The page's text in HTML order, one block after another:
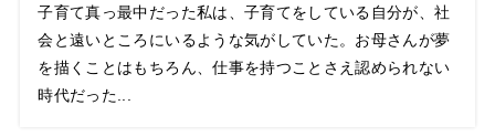
子育て真っ最中だった私は、子育てをしている自分が、社
会と遠いところにいるような気がしていた。お母さんが夢
を描くことはもちろん、仕事を持つことさえ認められない
時代だった...